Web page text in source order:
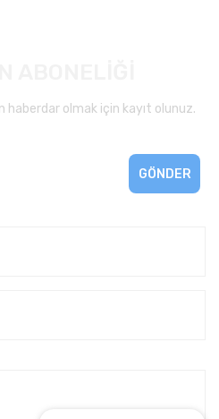
haberdar olmak için kayıt olunuz.
GÖNDER